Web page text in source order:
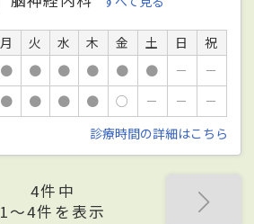
月 火 水 木 金 土 日
祝
● ● ● ● ● ● －
－
● ● ● ● ○ － －
－
診療時間の詳細はこちら
4件中
1〜4件を表示